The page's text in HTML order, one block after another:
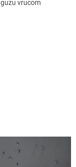
vrucom